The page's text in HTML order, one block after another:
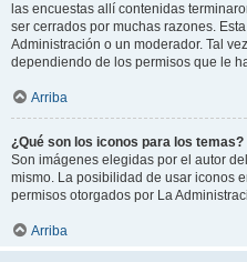
las encuestas allí contenidas
ser cerrados por muchas razones.
Administración o un moderador. Tal
dependiendo de los permisos que le
Arriba
¿Qué son los iconos para los temas?
Son imágenes elegidas por el autor
mismo. La posibilidad de usar iconos
permisos otorgados por La
Arriba